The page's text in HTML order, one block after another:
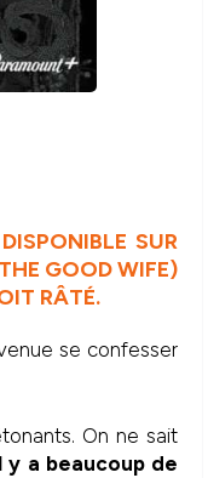
SUR
GOOD WIFE)
RÂTÉ.
se confesser
On ne sait
y a beaucoup de